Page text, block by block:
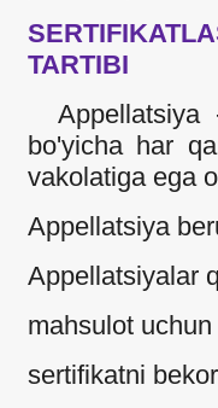
TARTIBI
Appellatsiya
bo'yicha har
vakolatiga ega
Appellatsiya
Appellatsiyalar
mahsulot
sertifikatni